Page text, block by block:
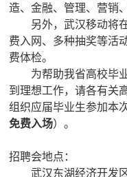
造、金融、管理、营销
另外，武汉移动将
费入网、多种抽奖等活
费体检。
为帮助我省高校毕
到理想工作，请各有关
组织应届毕业生参加本
免费入场）。
招聘会地点：
武汉东湖经济开发